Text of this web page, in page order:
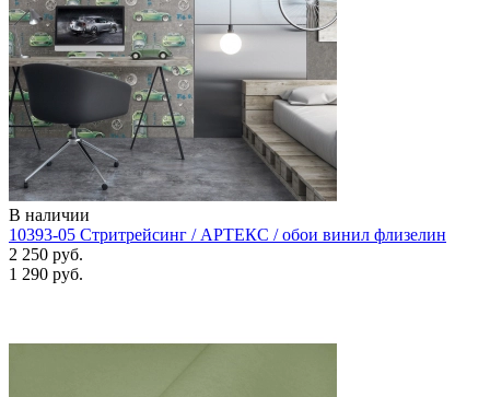
В наличии
10393-05 Стритрейсинг / АРТЕКС / обои винил флизелин
2 250 руб.
1 290 руб.